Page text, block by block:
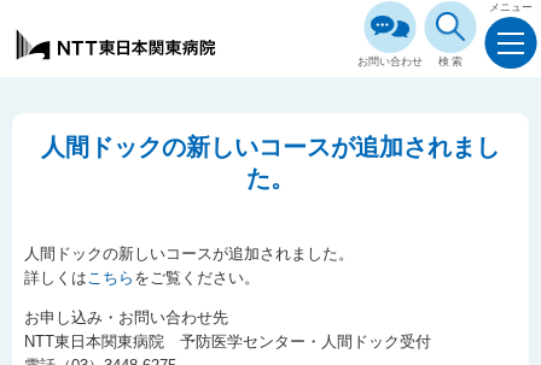
お問い合わせ 検索
メニュー
人間ドックの新しいコースが追加されまし
た。
人間ドックの新しいコースが追加されました。
詳しくはこちら をご覧ください。
お申し込み・お問い合わせ先
NTT東日本関東病院 予防医学センター・人間ドック受付